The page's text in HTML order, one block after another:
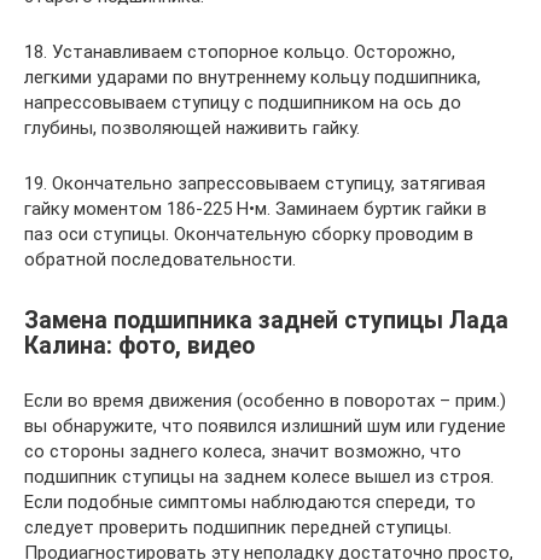
18. Устанавливаем стопорное кольцо. Осторожно,
легкими ударами по внутреннему кольцу подшипника,
напрессовываем ступицу с под­шипником на ось до
глубины, по­зволяющей наживить гайку.
19. Окончательно запрессовываем ступицу, затягивая
гайку моментом 186-225 Н•м. Заминаем буртик гайки в
паз оси сту­пицы. Окончательную сборку проводим в
обратной последовательности.
Замена подшипника задней ступицы Лада
Калина: фото, видео
Если во время движения (особенно в поворотах – прим.)
вы обнаружите, что появился излишний шум или гудение
со стороны заднего колеса, значит возможно, что
подшипник ступицы на заднем колесе вышел из строя.
Если подобные симптомы наблюдаются спереди, то
следует проверить подшипник передней ступицы.
Продиагностировать эту неполадку достаточно просто,